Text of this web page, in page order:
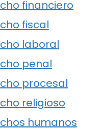
financiero
fiscal
laboral
penal
procesal
religioso
humanos